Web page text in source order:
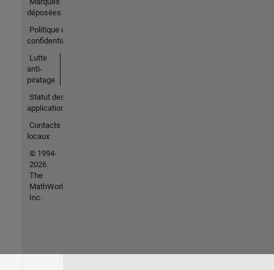
déposées
Politique de
confidentialité
Lutte
anti-
piratage
Statut des
applications
Contacts
locaux
© 1994-
2026
The
MathWorks,
Inc.